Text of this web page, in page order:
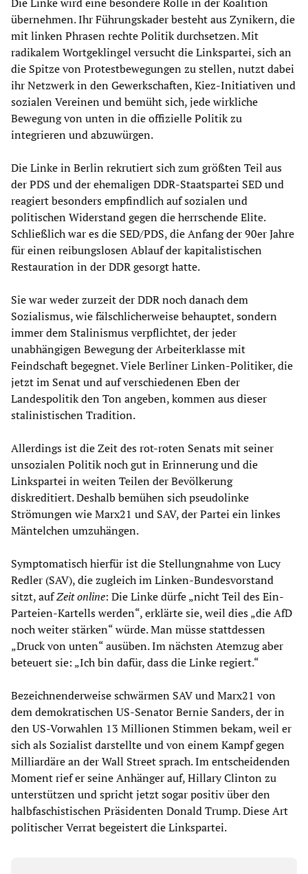
Die Linke wird eine besondere Rolle in der Koalition
übernehmen. Ihr Führungskader besteht aus Zynikern, die
mit linken Phrasen rechte Politik durchsetzen. Mit
radikalem Wortgeklingel versucht die Linkspartei, sich an
die Spitze von Protestbewegungen zu stellen, nutzt dabei
ihr Netzwerk in den Gewerkschaften, Kiez-Initiativen und
sozialen Vereinen und bemüht sich, jede wirkliche
Bewegung von unten in die offizielle Politik zu
integrieren und abzuwürgen.
Die Linke in Berlin rekrutiert sich zum größten Teil aus
der PDS und der ehemaligen DDR-Staatspartei SED und
reagiert besonders empfindlich auf sozialen und
politischen Widerstand gegen die herrschende Elite.
Schließlich war es die SED/PDS, die Anfang der 90er Jahre
für einen reibungslosen Ablauf der kapitalistischen
Restauration in der DDR gesorgt hatte.
Sie war weder zurzeit der DDR noch danach dem
Sozialismus, wie fälschlicherweise behauptet, sondern
immer dem Stalinismus verpflichtet, der jeder
unabhängigen Bewegung der Arbeiterklasse mit
Feindschaft begegnet. Viele Berliner Linken-Politiker, die
jetzt im Senat und auf verschiedenen Eben der
Landespolitik den Ton angeben, kommen aus dieser
stalinistischen Tradition.
Allerdings ist die Zeit des rot-roten Senats mit seiner
unsozialen Politik noch gut in Erinnerung und die
Linkspartei in weiten Teilen der Bevölkerung
diskreditiert. Deshalb bemühen sich pseudolinke
Strömungen wie Marx21 und SAV, der Partei ein linkes
Mäntelchen umzuhängen.
Symptomatisch hierfür ist die Stellungnahme von Lucy
Redler (SAV), die zugleich im Linken-Bundesvorstand
sitzt, aufZeit online: Die Linke dürfe „nicht Teil des Ein-
Parteien-Kartells werden“, erklärte sie, weil dies „die AfD
noch weiter stärken“ würde. Man müsse stattdessen
„Druck von unten“ ausüben. Im nächsten Atemzug aber
beteuert sie: „Ich bin dafür, dass die Linke regiert.“
Bezeichnenderweise schwärmen SAV und Marx21 von
dem demokratischen US-Senator Bernie Sanders, der in
den US-Vorwahlen 13 Millionen Stimmen bekam, weil er
sich als Sozialist darstellte und von einem Kampf gegen
Milliardäre an der Wall Street sprach. Im entscheidenden
Moment rief er seine Anhänger auf, Hillary Clinton zu
unterstützen und spricht jetzt sogar positiv über den
halbfaschistischen Präsidenten Donald Trump. Diese Art
politischer Verrat begeistert die Linkspartei.